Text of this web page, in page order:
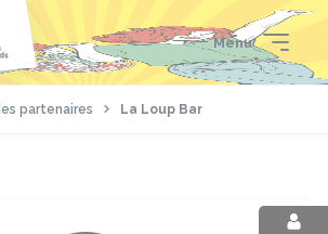
Menu
partenaires La Loup Bar
des cookies